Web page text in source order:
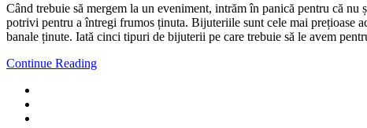
Când trebuie să mergem la un eveniment, intrăm în panică pentru că
potrivi pentru a întregi frumos ținuta. Bijuteriile sunt cele mai prețioase
banale ținute. Iată cinci tipuri de bijuterii pe care trebuie să le avem
Continue Reading